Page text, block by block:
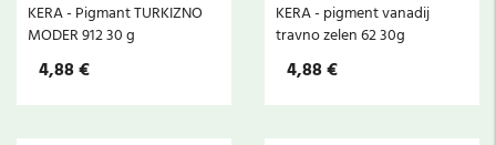
KERA - Pigmant TURKIZNO
MODER 912 30 g
4,88 €
KERA - pigment vanadij
travno zelen 62 30g
4,88 €